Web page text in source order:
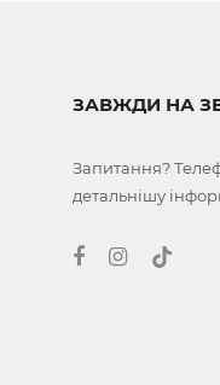
ЗАВЖДИ НА
Запитання?
детальнішу